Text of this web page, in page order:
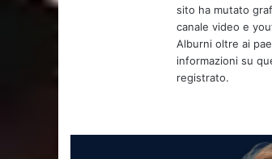
sito ha mutato
canale video e
Alburni oltre ai
informazioni su
registrato.